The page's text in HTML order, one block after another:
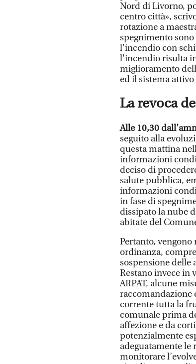
Nord di Livorno,
centro città»,
rotazione a
spegnimento
l'incendio con
l'incendio risulta
miglioramento
ed il sistema
La revoca
Alle 10,30
seguito alla
questa mattina
informazioni
deciso di
salute pubblica,
informazioni
in fase di
dissipato la nube
abitate del
Pertanto,
ordinanza,
sospensione delle
Restano invece in
ARPAT, alcune
raccomandazione
corrente tutta la
comunale prima
affezione e da
potenzialmente
adeguatamente le
monitorare